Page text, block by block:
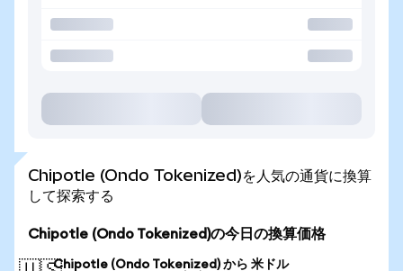
Chipotle (Ondo Tokenized)を人気の通貨に換算
して探索する
Chipotle (Ondo Tokenized)の今日の換算価格
Chipotle (Ondo Tokenized) から 米ドル